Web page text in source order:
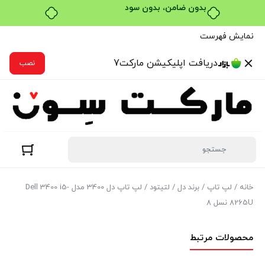
خرید قسطی با ترب‌پی
نمایش فهرست
دریافت اپلیکیشن مارکت7 نصب
خانه / لپ تاپ / برند دل / لتیتود
/ لپ تاپ دل 3400 مدل Dell 3400 i5-
8265U نسل 8
محصولات مرتبط